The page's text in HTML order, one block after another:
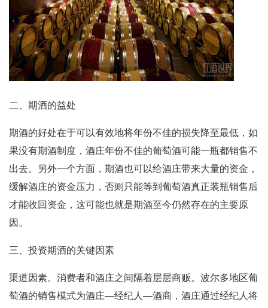
二、期酒的益处
期酒的好处在于可以有效地将年份不佳的损失降至最低，如
果没有期酒制度，酒庄年份不佳的葡萄酒可能一瓶都销售不
出去。另外一个方面，期酒也可以给酒庄带来大量的资金，
缓解酒庄的资金压力，否则只能等到葡萄酒真正装瓶销售后
才能收回资金，这可能也就是期酒至今仍然存在的主要原
因。
三、投资期酒的关键因素
渠道因素。消费者和酒庄之间隔着层层商贩。波尔多地区葡
萄酒的销售模式为酒庄—经纪人—酒商，酒庄通过经纪人将